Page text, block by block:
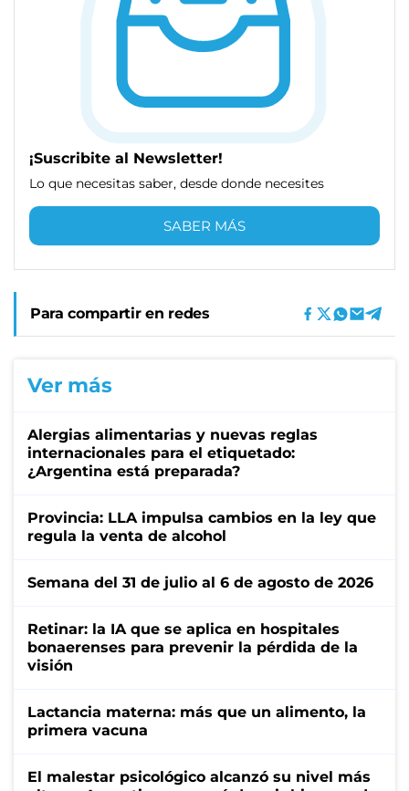
¡Suscribite al Newsletter!
Lo que necesitas saber, desde donde necesites
SABER MÁS
Para compartir en redes
Ver más
Alergias alimentarias y nuevas reglas
internacionales para el etiquetado:
¿Argentina está preparada?
Provincia: LLA impulsa cambios en la ley que
regula la venta de alcohol
Semana del 31 de julio al 6 de agosto de 2026
Retinar: la IA que se aplica en hospitales
bonaerenses para prevenir la pérdida de la
visión
Lactancia materna: más que un alimento, la
primera vacuna
El malestar psicológico alcanzó su nivel más